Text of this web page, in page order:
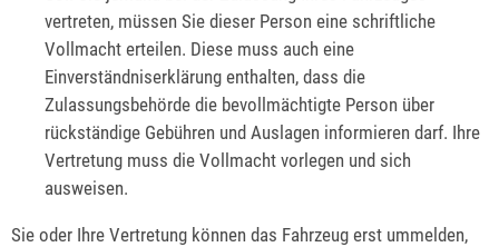
vertreten, müssen Sie dieser Person eine schriftliche
Vollmacht erteilen. Diese muss auch eine
Einverständniserklärung enthalten, dass die
Zulassungsbehörde die bevollmächtigte Person über
rückständige Gebühren und Auslagen informieren darf. Ihre
Vertretung muss die Vollmacht vorlegen und sich
ausweisen.
Sie oder Ihre Vertretung können das Fahrzeug erst ummelden,